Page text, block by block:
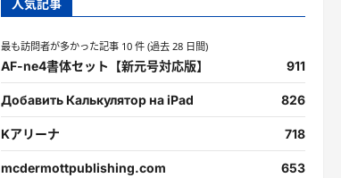
人気記事
最も訪問者が多かった記事 10 件 (過去 28 日間)
AF-ne4書体セット【新元号対応版】 911
Добавить Калькулятор на iPad 826
Kアリーナ 718
mcdermottpublishing.com 653